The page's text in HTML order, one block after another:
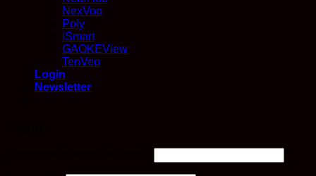
NexVoo
Poly
iSmart
GAOKEView
TenVeo
Login
Newsletter